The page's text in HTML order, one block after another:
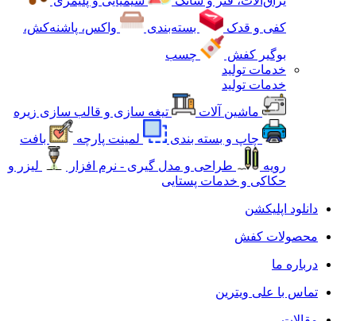
کفی و قدک
بسته‌بندی
واکس، پاشنه‌کش،
بوگیر کفش
چسب
خدمات تولید
خدمات تولید
ماشین آلات
تیغه سازی و قالب سازی زیره
چاپ و بسته بندی
لمینت پارچه
بافت
رویه
طراحی و مدل گیری - نرم افزار
لیزر و
حکاکی و خدمات پستایی
دانلود اپلیکشن
محصولات کفش
درباره ما
تماس با علی ویترین